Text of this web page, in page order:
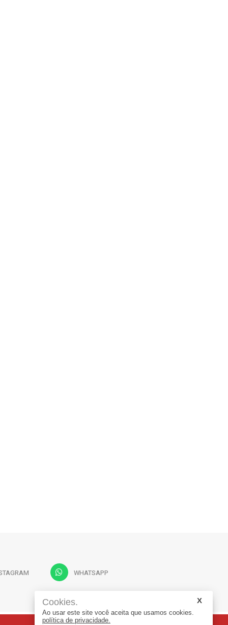
WHATSAPP
Cookies.
Ao usar este site você aceita que usamos cookies.
política de privacidade.